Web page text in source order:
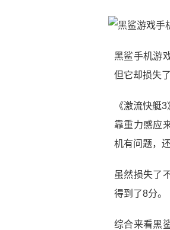
黑鲨手机游
但它却损失
《激流快艇
靠重力感应
机有问题，
虽然损失了
得到了8分。
综合来看黑